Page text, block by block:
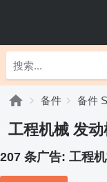
备件 备件
工程机械 发
207 条广告: 工程